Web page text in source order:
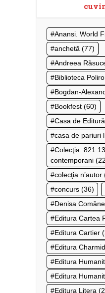
Anansi. World
anchetă (77)
Andreea
Biblioteca
Bogdan-
Bookfest (60)
Casa de
casa de pariuri
Colecţia:
contemporani
colecţia n’autor
concurs (36)
Denisa
Editura Cartea
Editura Cartier
Editura
Editura
Editura
Editura Litera